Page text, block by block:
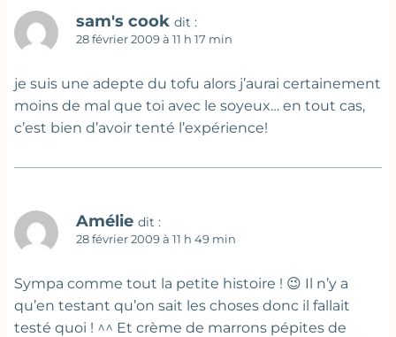
sam's cook dit :
28 février 2009 à 11 h 17 min
je suis une adepte du tofu alors j’aurai certainement
moins de mal que toi avec le soyeux… en tout cas,
c’est bien d’avoir tenté l’expérience!
Amélie dit :
28 février 2009 à 11 h 49 min
Sympa comme tout la petite histoire ! 😉 Il n’y a
qu’en testant qu’on sait les choses donc il fallait
testé quoi ! ^^ Et crème de marrons pépites de